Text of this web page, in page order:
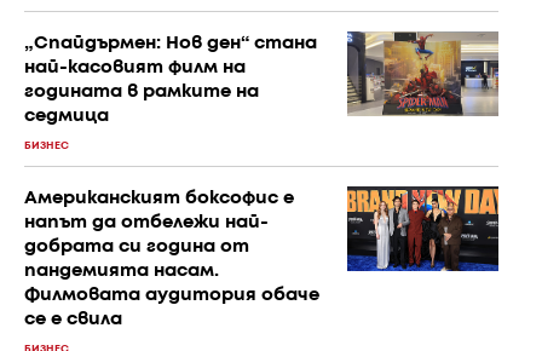
„Спайдърмен: Нов ден“ стана
най-касовият филм на
годината в рамките на
седмица
БИЗНЕС
Американският боксофис е
напът да отбележи най-
добрата си година от
пандемията насам.
Филмовата аудитория обаче
се е свила